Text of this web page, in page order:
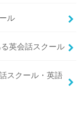
ル
英会話スクール
スクール・英語